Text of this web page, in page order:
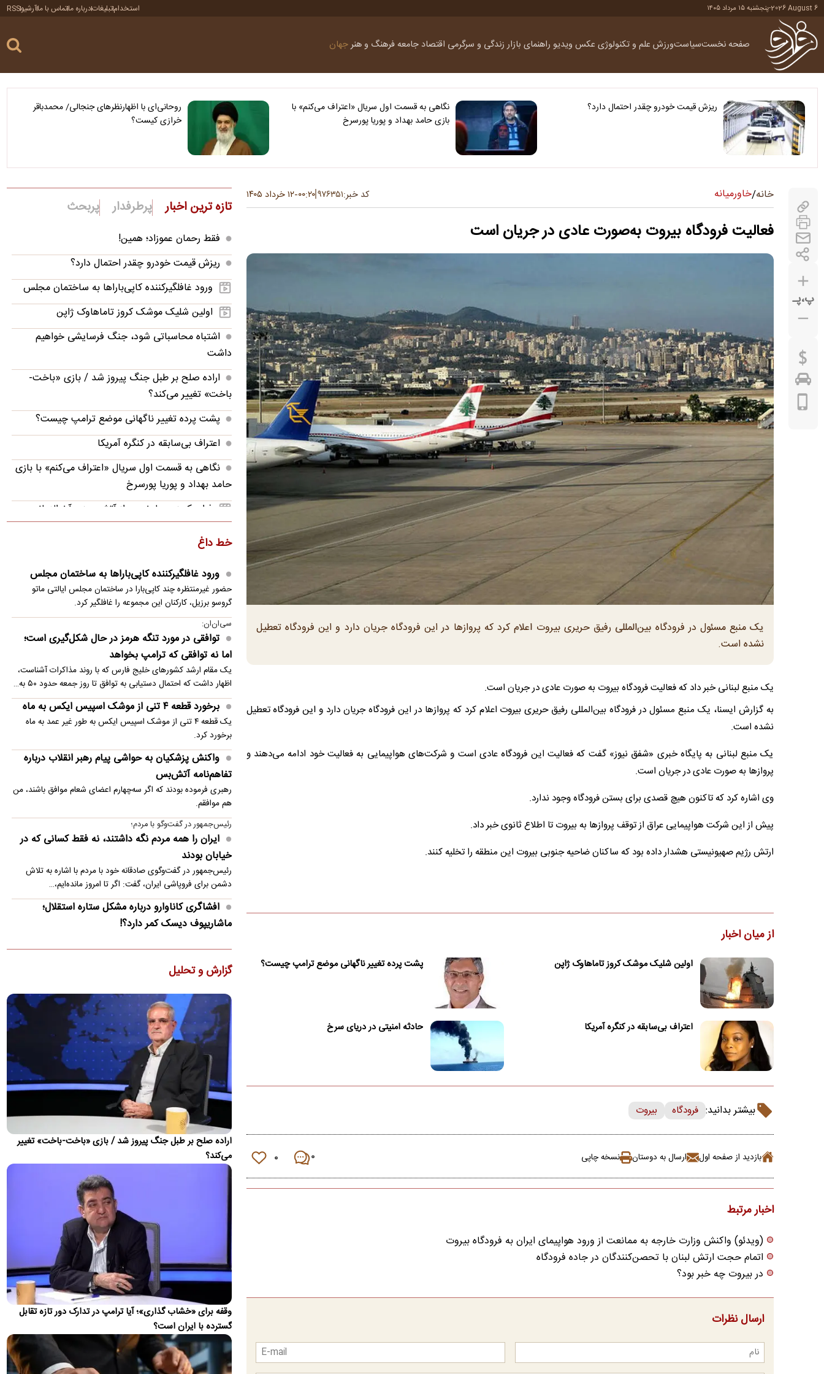
2026 August 6
-پنجشنبه ۱۵ مرداد ۱۴۰۵ استخدامتبلیغاتدرباره ماتماس با ماآرشیوRSS
صفحه نخستسیاستورزش علم و تکنولوژی عکس ویدیو راهنمای بازارزندگی و سرگرمی اقتصاد جامعهفرهنگ و هنرجهان
ریزش قیمت خودرو چقدر احتمال دارد؟
نگاهی به قسمت اول سریال «اعتراف می‌کنم» با
بازی حامد بهداد و پوریا پورسرخ
روحانی‌ای با اظهارنظرهای جنجالی/ محمدباقر
خرازی کیست؟
پ،پـ
خانه/خاورمیانه کد خبر:۹۷۶۳۵۱۰۰:۲۰-۱۲ خرداد ۱۴۰۵
فعالیت فرودگاه بیروت به‌صورت عادی در جریان است
یک منبع مسئول در فرودگاه بین‌المللی رفیق حریری بیروت اعلام کرد که پروازها در این فرودگاه جریان دارد و این فرودگاه تعطیل
نشده است.
یک منبع لبنانی خبر داد که فعالیت فرودگاه بیروت به صورت عادی در جریان است.
به گزارش ایسنا، یک منبع مسئول در فرودگاه بین‌المللی رفیق حریری بیروت اعلام کرد که پروازها در این فرودگاه جریان دارد و این فرودگاه تعطیل
نشده است.
یک منبع لبنانی به پایگاه خبری «شفق نیوز» گفت که فعالیت این فرودگاه عادی است و شرکت‌های هواپیمایی به فعالیت خود ادامه می‌دهند و
پروازها به صورت عادی در جریان است.
وی اشاره کرد که تاکنون هیچ قصدی برای بستن فرودگاه وجود ندارد.
پیش از این شرکت هواپیمایی عراق از توقف پروازها به بیروت تا اطلاع ثانوی خبر داد.
ارتش رژیم صهیونیستی هشدار داده بود که ساکنان ضاحیه جنوبی بیروت این منطقه را تخلیه کنند.
از میان اخبار
اولین شلیک موشک کروز تاماهاوک ژاپن پشت پرده تغییر ناگهانی موضع ترامپ چیست؟
اعتراف بی‌سابقه در کنگره آمریکا حادثه امنیتی در دریای سرخ
بیشتر بدانید: فرودگاه بیروت
بازدید از صفحه اول ارسال به دوستان نسخه چاپی ۰ ۰
اخبار مرتبط
(ویدئو) واکنش وزارت خارجه به ممانعت از ورود هواپیمای ایران به فرودگاه بیروت
اتمام حجت ارتش لبنان با تحصن‌کنندگان در جاده فرودگاه
در بیروت چه خبر بود؟
ارسال نظرات
تازه ترین اخبار پرطرفدار پربحث
فقط رحمان عموزاد؛ همین!
ریزش قیمت خودرو چقدر احتمال دارد؟
ورود غافلگیرکننده کاپی‌باراها به ساختمان مجلس
اولین شلیک موشک کروز تاماهاوک ژاپن
اشتباه محاسباتی شود، جنگ فرسایشی خواهیم
داشت
اراده صلح بر طبل جنگ پیروز شد / بازی «باخت-
باخت» تغییر می‌کند؟
پشت پرده تغییر ناگهانی موضع ترامپ چیست؟
اعتراف بی‌سابقه در کنگره آمریکا
نگاهی به قسمت اول سریال «اعتراف می‌کنم» با بازی
حامد بهداد و پوریا پورسرخ
فرار یک زوج با خودرو از آتش‌سوزی آخرالزمانی
تصاویر؛ قدرت‌نمایی تکاوران ارتش
تمام شود!
توافق موقت ایران و آمریکا در یک‌قدمی امضا؟/
جزئیات توافق احتمالی و چراغ سبز بازار
مرگ هولناک یک گربه پس از پرتاب از طبقه
دوازدهم
فحاشی و حمله فیگو به اینفانتینو
خط داغ
ورود غافلگیرکننده کاپی‌باراها به ساختمان مجلس
حضور غیرمنتظره چند کاپی‌بارا در ساختمان مجلس ایالتی ماتو
گروسو برزیل، کارکنان این مجموعه را غافلگیر کرد.
سی‌ان‌ان:
توافقی در مورد تنگه هرمز در حال شکل‌گیری است؛
اما نه توافقی که ترامپ بخواهد
یک مقام ارشد کشورهای خلیج فارس که با روند مذاکرات آشناست،
اظهار داشت که احتمال دستیابی به توافق تا روز جمعه حدود ۵۰ به…
برخورد قطعه ۴ تنی از موشک اسپیس ایکس به ماه
یک قطعه ۴ تنی از موشک اسپیس ایکس به طور غیر عمد به ماه
برخورد کرد.
واکنش پزشکیان به حواشی پیام رهبر انقلاب درباره
تفاهم‌نامه آتش‌بس
رهبری فرموده بودند که اگر سه‌چهارم اعضای شعام موافق باشند، من
هم موافقم.
رئیس‌جمهور در گفت‌وگو با مردم؛
ایران را همه مردم نگه داشتند، نه فقط کسانی که در
خیابان بودند
رئیس‌جمهور در گفت‌وگوی صادقانه خود با مردم با اشاره به تلاش
دشمن برای فروپاشی ایران، گفت: اگر تا امروز مانده‌ایم،…
افشاگری کاناوارو درباره مشکل ستاره استقلال؛
ماشاریپوف دیسک کمر دارد؟!
ماشاریپوف به جام جهانی تأکید کرد که برخلاف تصورها،…
کنوانسیون دریای خزر چیست و سهم ایران از آن چه
می‌شود؟
دولت لایحه الحاق ایران به کنوانسیون حقوقی دریای خزر را پس از
هشت سال به مجلس ارسال کرد. جزئیات این کنوانسیون، روند…
ذوق مهران غفوریان از بازیگر شدن دخترش
مهران غفوریان درباره حضور دختر هفت‌ساله‌اش، هانا غفوریان، در
سریال «کلاغ» گفت که پیشنهاد بازی او را مهدی زمین‌پرداز…
ظریف: چین و روسیه شرکای مهم ایران هستند، اما نه
جایگزین همه جهان
دیپلمات پیشین ایران بیان کرد که چین و روسیه شرکای مهم ایران در
آینده خواهند بود، اما این روابط نباید جایگزین تعامل با…
ویدئو؛ جزئیات و لحظه وقوع حادثه امنیتی برای
بالگرد ترامپ
حادثه امنیتی برای بالگرد دونالد ترامپ پس از آن رخ داد که
Marine One در ۴ آگوست از فرودگاه الیپس خارج شد، در حالی
که…
این گزارش به روز می‌شود...
اطلاعات تازه از شنیده شدن صدای انفجار در بحرین
برخی منابع عربی شنیدن صدای انفجار در کشور بحرین را تایید
کردند.
تصاویر؛ رونق بازار سبز شیراز
با آغاز فصل برداشت غوره در شیراز، کارگاه‌های سنتی آبغوره‌گیری بار
دیگر رونق گرفته‌اند. تهیه آبغوره تازه از غوره‌های…
تصاویر ماهواره‌ای از نشت نفت کشتی یونانی در تنگه
گزارش و تحلیل
اراده صلح بر طبل جنگ پیروز شد / بازی «باخت-باخت» تغییر
می‌کند؟
وقفه برای «خشاب گذاری»؛ آیا ترامپ در تدارک دور تازه تقابل
گسترده با ایران است؟